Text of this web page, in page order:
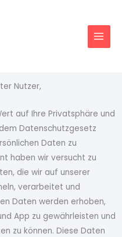
Nutzer,
auf Ihre Privatsphäre und
Datenschutzgesetz
Daten zu
haben wir versucht zu
die wir auf unserer
verarbeitet und
Daten werden erhoben,
App zu gewährleisten und
zu können. Diese Daten